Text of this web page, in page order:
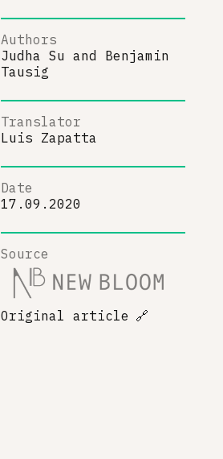
Authors
Judha Su and Benjamin
Tausig
Translator
Luis Zapatta
Date
17.09.2020
Source
Original article 🔗